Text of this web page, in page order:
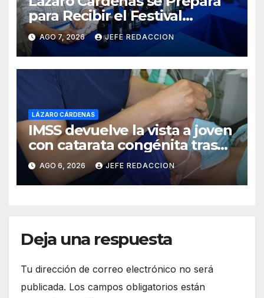
para Recibir el Festival
Internacional de la Cerveza
Costa de Michoacán 2026
AGO 7, 2026 JEFE REDACCION
LÁZARO CÁRDENAS
IMSS devuelve la vista a joven
con catarata congénita tras
23 años de limitación visual
AGO 6, 2026 JEFE REDACCION
Deja una respuesta
Tu dirección de correo electrónico no será
publicada. Los campos obligatorios están